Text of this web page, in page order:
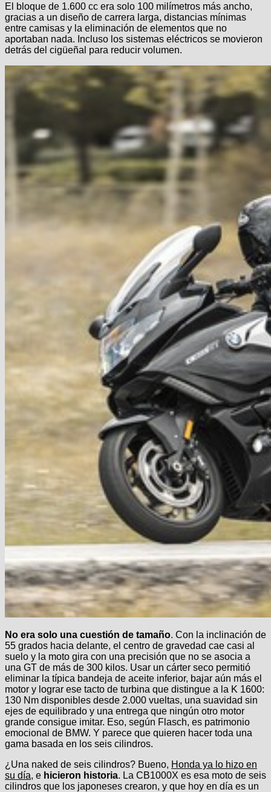
El bloque de 1.600 cc era solo 100 milímetros más ancho,
gracias a un diseño de carrera larga, distancias mínimas
entre camisas y la eliminación de elementos que no
aportaban nada. Incluso los sistemas eléctricos se movieron
detrás del cigüeñal para reducir volumen.
No era solo una cuestión de tamaño. Con la inclinación de
55 grados hacia delante, el centro de gravedad cae casi al
suelo y la moto gira con una precisión que no se asocia a
una GT de más de 300 kilos. Usar un cárter seco permitió
eliminar la típica bandeja de aceite inferior, bajar aún más el
motor y lograr ese tacto de turbina que distingue a la K 1600:
130 Nm disponibles desde 2.000 vueltas, una suavidad sin
ejes de equilibrado y una entrega que ningún otro motor
grande consigue imitar. Eso, según Flasch, es patrimonio
emocional de BMW. Y parece que quieren hacer toda una
gama basada en los seis cilindros.
¿Una naked de seis cilindros? Bueno, Honda ya lo hizo en
su día, e hicieron historia. La CB1000X es esa moto de seis
cilindros que los japoneses crearon, y que hoy en día es un